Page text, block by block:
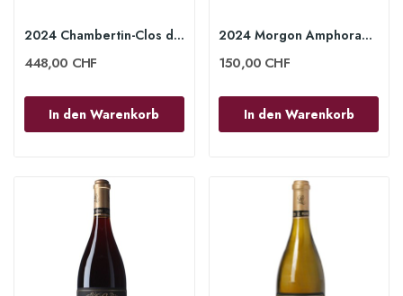
2024 Chambertin-Clos de Bèze Grand Cru 75 cl -...
448,00 CHF
In den Warenkorb
2024 Morgon Amphoraes 75cl - Lucien le Moine
150,00 CHF
In den Warenkorb